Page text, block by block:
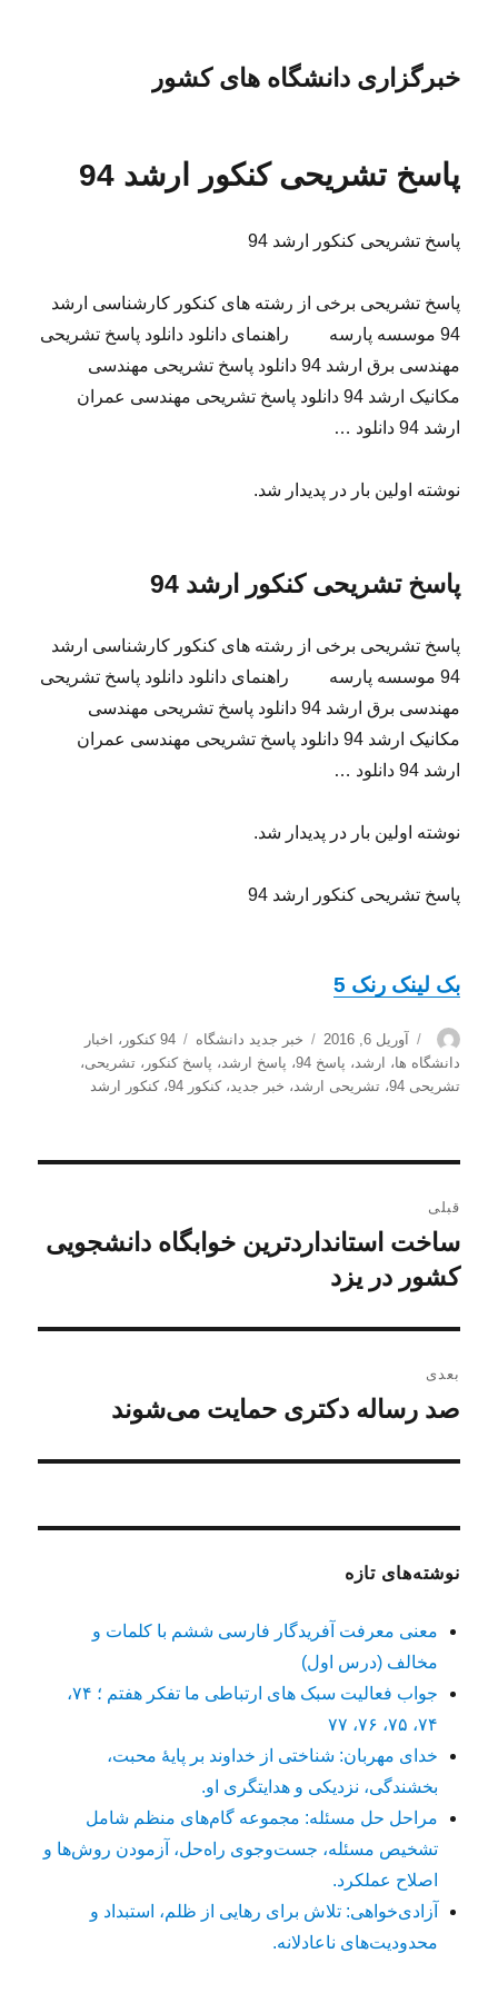
خبرگزاری دانشگاه های کشور
پاسخ تشریحی کنکور ارشد 94
پاسخ تشریحی کنکور ارشد 94
پاسخ تشریحی برخی از رشته های کنکور کارشناسی ارشد
94 موسسه پارسه راهنمای دانلود دانلود پاسخ تشریحی
مهندسی برق ارشد 94 دانلود پاسخ تشریحی مهندسی
مکانیک ارشد 94 دانلود پاسخ تشریحی مهندسی عمران
ارشد 94 دانلود …
نوشته اولین بار در پدیدار شد.
پاسخ تشریحی کنکور ارشد 94
پاسخ تشریحی برخی از رشته های کنکور کارشناسی ارشد
94 موسسه پارسه راهنمای دانلود دانلود پاسخ تشریحی
مهندسی برق ارشد 94 دانلود پاسخ تشریحی مهندسی
مکانیک ارشد 94 دانلود پاسخ تشریحی مهندسی عمران
ارشد 94 دانلود …
نوشته اولین بار در پدیدار شد.
پاسخ تشریحی کنکور ارشد 94
بک لینک رنک 5
نویسنده
ارسال
شده
در
آوریل 6, 2016 دسته‌ها
خبر جدید دانشگاه برچسب‌ها
94 کنکور ،
اخبار
دانشگاه ها، ارشد، پاسخ 94 ، پاسخ ارشد، پاسخ کنکور ،تشریحی،
تشریحی 94
،تشریحی ارشد، خبر جدید،کنکور 94 ،کنکور ارشد
نوشته
قبلی
نوشته
قبلی:
ساخت استانداردترین خوابگاه دانشجویی
کشور در یزد
بعدی
نوشته
صد رساله دکتری حمایت می‌شوند
نوشته‌های تازه
معنی معرفت آفریدگار فارسی ششم با کلمات و
مخالف (درس اول)
جواب فعالیت سبک های ارتباطی ما تفکر هفتم ؛ ۷۴،
۷۴، ۷۵، ۷۶، ۷۷
خدای مهربان: شناختی از خداوند بر پایهٔ محبت،
بخشندگی، نزدیکی و هدایتگری او.
مراحل حل مسئله: مجموعه گام‌های منظم شامل
تشخیص مسئله، جست‌وجوی راه‌حل، آزمودن روش‌ها و
اصلاح عملکرد.
آزادی‌خواهی: تلاش برای رهایی از ظلم، استبداد و
محدودیت‌های ناعادلانه.